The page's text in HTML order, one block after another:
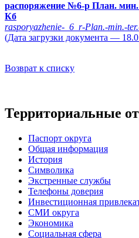
распоряжение №6-р План. мин.
Кб
rasporyazhenie-_6_r-Plan.-min.-
(Дата загрузки документа —
Возврат к списку
Территориальные
Паспорт округа
Общая информация
История
Символика
Экстренные службы
Телефоны доверия
Инвестиционная
СМИ округа
Экономика
Социальная сфера